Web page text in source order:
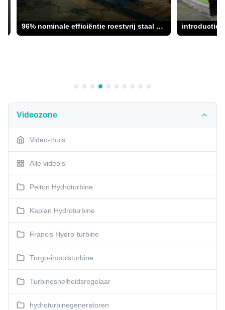
96% nominale efficiëntie roestvrij staal 100 kW watergenerator voor zware toepassingen introductie
Videozone
Video-thuis
Alle video's
Pelton Hydroturbine
Kaplan Hydroturbine
Francis Hydro-turbine
Turgo-impulsturbine
Turbinesnelheidsregelaar
hydroturbinegeneratoren